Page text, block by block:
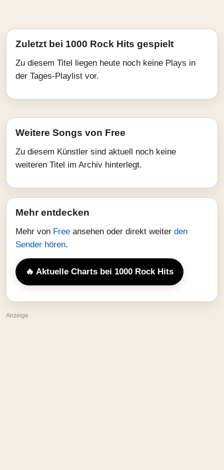
Zuletzt bei 1000 Rock Hits gespielt
Zu diesem Titel liegen heute noch keine Plays in
der Tages-Playlist vor.
Weitere Songs von Free
Zu diesem Künstler sind aktuell noch keine
weiteren Titel im Archiv hinterlegt.
Mehr entdecken
Mehr von Free ansehen oder direkt weiter den
Sender hören.
🔥 Aktuelle Charts bei 1000 Rock Hits
Anzeige